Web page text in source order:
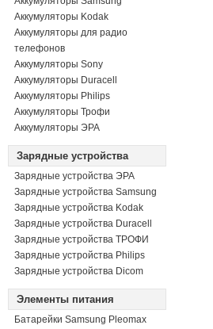
Аккумуляторы Kodak
Аккумуляторы для радио
телефонов
Аккумуляторы Sony
Аккумуляторы Duracell
Аккумуляторы Philips
Аккумуляторы Трофи
Аккумуляторы ЭРА
Зарядные устройства
Зарядные устройства ЭРА
Зарядные устройства Samsung
Зарядные устройства Kodak
Зарядные устройства Duracell
Зарядные устройства ТРОФИ
Зарядные устройства Philips
Зарядные устройства Dicom
Элементы питания
Батарейки Samsung Pleomax